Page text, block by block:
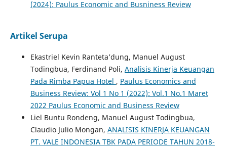
(2024): Paulus Economic and Busniness Review
Artikel Serupa
Ekastriel Kevin Ranteta’dung, Manuel August
Todingbua, Ferdinand Poli, Analisis Kinerja Keuangan
Pada Rimba Papua Hotel , Paulus Economics and
Business Review: Vol 1 No 1 (2022): Vol.1 No.1 Maret
2022 Paulus Economic and Business Review
Liel Buntu Rondeng, Manuel August Todingbua,
Claudio Julio Mongan, ANALISIS KINERJA KEUANGAN
PT. VALE INDONESIA TBK PADA PERIODE TAHUN 2018-